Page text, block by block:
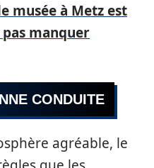
musée à Metz est
manquer
CONDUITE
agréable, le